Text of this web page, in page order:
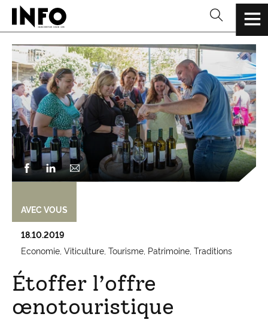
AVEC VOUS
18.10.2019
Economie Viticulture Tourisme Patrimoine Traditions
Étoffer l’offre
œnotouristique